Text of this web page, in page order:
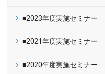
■2023年度実施セミナー
■2021年度実施セミナー
■2020年度実施セミナー